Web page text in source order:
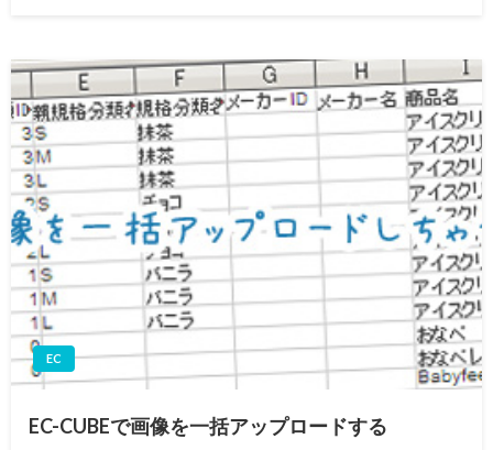
EC
EC-CUBEで画像を一括アップロードする